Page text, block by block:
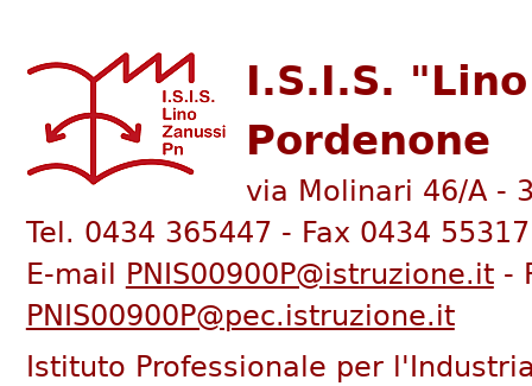
I.S.I.S.
Pordenone
via Molinari 46/A -
Tel. 0434 365447 - Fax 0434
E-mail
PNIS00900P@istruzione.it-
PNIS00900P@pec.istruzione.it
Istituto Professionale per